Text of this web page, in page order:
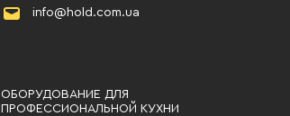
info@hold.com.ua
ОБОРУДОВАНИЕ ДЛЯ
ПРОФЕССИОНАЛЬНОЙ КУХНИ